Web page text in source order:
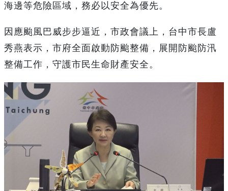
海邊等危險區域，務必以安全為優先。
因應颱風巴威步步逼近，市政會議上，台中市長盧
秀燕表示，市府全面啟動防颱整備，展開防颱防汛
整備工作，守護市民生命財產安全。